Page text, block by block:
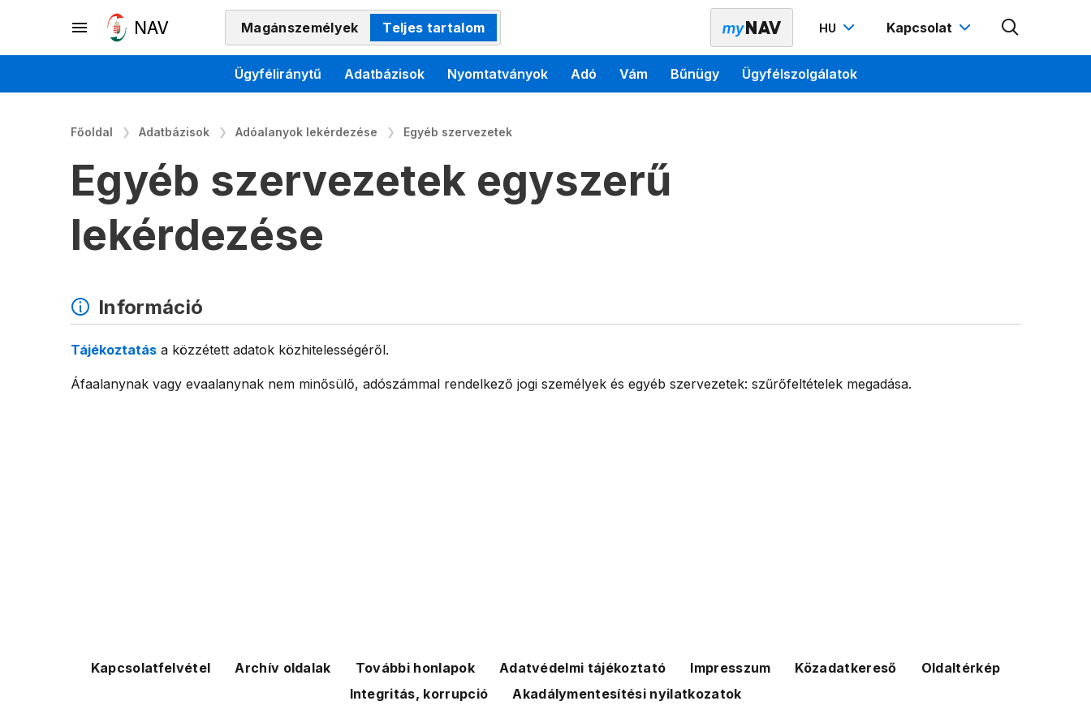
Magánszemélyek Teljes tartalom HU Kapcsolat
Ügyféliránytű Adatbázisok Nyomtatványok Adó Vám Bűnügy Ügyfélszolgálatok
Főoldal Adatbázisok Adóalanyok lekérdezése Egyéb szervezetek
Egyéb szervezetek egyszerű
lekérdezése
Információ
Tájékoztatás a közzétett adatok közhitelességéről.
Áfaalanynak vagy evaalanynak nem minősülő, adószámmal rendelkező jogi személyek és egyéb szervezetek: szűrőfeltételek megadása.
Kapcsolatfelvétel Archív oldalak További honlapok Adatvédelmi tájékoztató Impresszum Közadatkereső
Oldaltérkép
Integritás, korrupció
Akadálymentesítési nyilatkozatok